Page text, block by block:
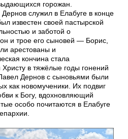
горожан.
служил в Елабуге в конце
известен своей пастырской
и заботой о
и трое его сыновей — Борис,
арестованы и
кончина стала
Христу в тяжёлые годы гонений
Дернов с сыновьями были
как новомученики. Их подвиг
к Богу, вдохновляющий
особо почитаются в Елабуге